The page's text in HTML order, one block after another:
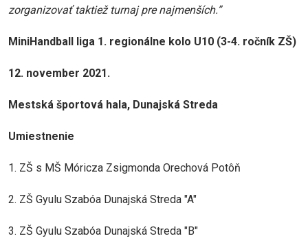
zorganizovať taktiež turnaj pre najmenších.”
MiniHandball liga 1. regionálne kolo U10 (3-4. ročník ZŠ)
12. november 2021.
Mestská športová hala, Dunajská Streda
Umiestnenie
1. ZŠ s MŠ Móricza Zsigmonda Orechová Potôň
2. ZŠ Gyulu Szabóa Dunajská Streda "A"
3. ZŠ Gyulu Szabóa Dunajská Streda "B"